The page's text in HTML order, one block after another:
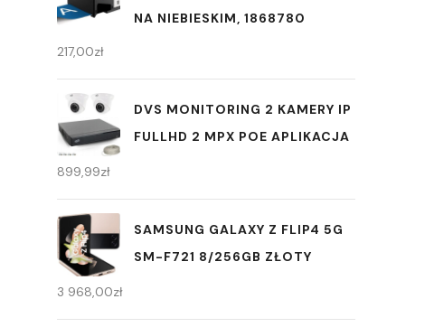
NA NIEBIESKIM, 1868780
217,00zł
DVS MONITORING 2 KAMERY IP
FULLHD 2 MPX POE APLIKACJA
899,99zł
SAMSUNG GALAXY Z FLIP4 5G
SM-F721 8/256GB ZŁOTY
3 968,00zł